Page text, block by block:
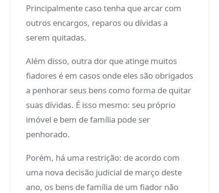
Principalmente caso tenha que arcar com
outros encargos, reparos ou dívidas a
serem quitadas.
Além disso, outra dor que atinge muitos
fiadores é em casos onde eles são obrigados
a penhorar seus bens como forma de quitar
suas dívidas. É isso mesmo: seu próprio
imóvel e bem de família pode ser
penhorado.
Porém, há uma restrição: de acordo com
uma nova decisão judicial de março deste
ano, os bens de família de um fiador não